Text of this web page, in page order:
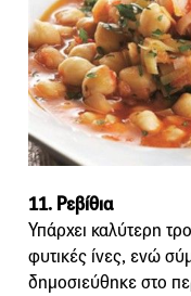
11. Ρεβίθια
Υπάρχει καλύτερη
φυτικές ίνες, ενώ
δημοσιεύθηκε στο